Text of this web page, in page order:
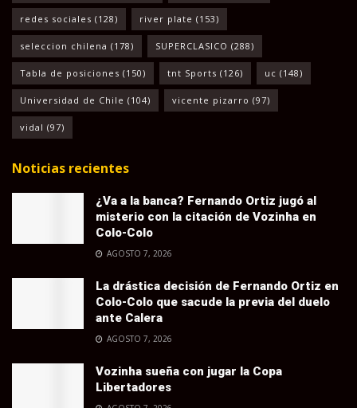
redes sociales (128) river plate (153)
seleccion chilena (178) SUPERCLASICO (288)
Tabla de posiciones (150) tnt Sports (126) uc (148)
Universidad de Chile (104) vicente pizarro (97)
vidal (97)
Noticias recientes
¿Va a la banca? Fernando Ortiz jugó al
misterio con la citación de Vozinha en
Colo-Colo
AGOSTO 7, 2026
La drástica decisión de Fernando Ortiz en
Colo-Colo que sacude la previa del duelo
ante Calera
AGOSTO 7, 2026
Vozinha sueña con jugar la Copa
Libertadores